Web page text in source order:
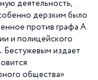
деятельность,
дерзким было
против графа А.
и полицейского
Бестужевым издает
общества»